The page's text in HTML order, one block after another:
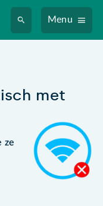
Menu
met
ze